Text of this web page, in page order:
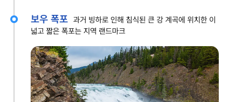
보우 폭포 과거 빙하로 인해 침식된 큰 강 계곡에 위치한 이
넓고 짧은 폭포는 지역 랜드마크